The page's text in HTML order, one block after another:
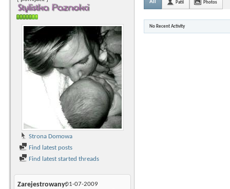
Strona Domowa
Find latest posts
Find latest started threads
Zarejestrowany01-07-2009
All Patii Photos
No Recent Activity